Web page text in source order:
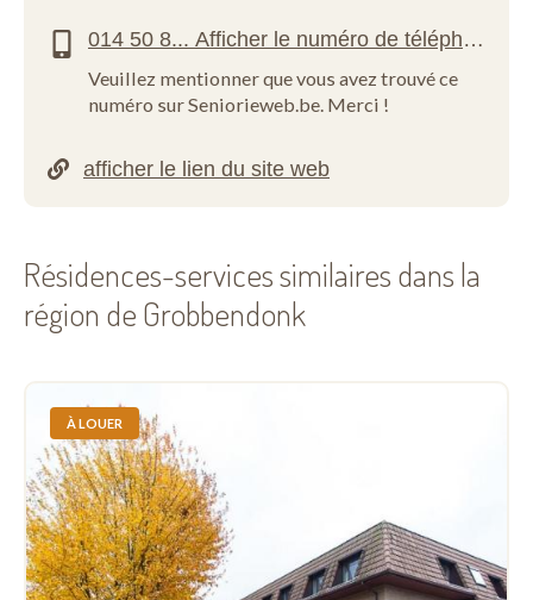
Veuillez mentionner que vous avez trouvé ce
numéro sur Seniorieweb.be. Merci !
Résidences-services similaires dans la
région de Grobbendonk
À LOUER